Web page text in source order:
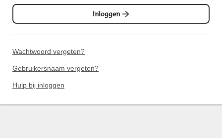
Inloggen
Wachtwoord vergeten?
Gebruikersnaam vergeten?
Hulp bij inloggen